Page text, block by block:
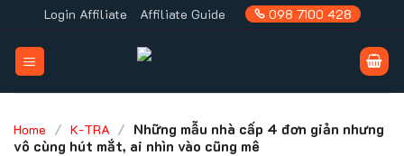
to
content
Login Affiliate Affiliate Guide 098 7100 428
Home / K-TRA / Những mẫu nhà cấp 4 đơn giản nhưng
vô cùng hút mắt, ai nhìn vào cũng mê